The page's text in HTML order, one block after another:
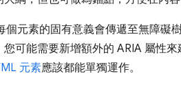
個元素的固有意義會傳遞至無障礙
可能需要新增額外的 ARIA 屬性
元素應該都能單獨運作。